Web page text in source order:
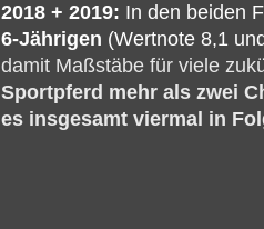
2018 + 2019: In den beiden
6-Jährigen (Wertnote 8,1
damit Maßstäbe für viele
Sportpferd mehr als zwei
es insgesamt viermal in